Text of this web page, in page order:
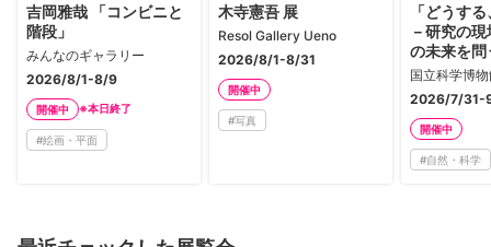
吉岡雅哉 「コンビニと
階段」
みんなのギャラリー
2026/8/1-8/9
開催中 ※本日終了
#絵画・平面
木寺憲吾 展
Resol Gallery Ueno
2026/8/1-8/31
開催中
#写真
「どうす
－研究の
の未来を問
国立科学博
2026/7/31-
開催中
#自然・科学